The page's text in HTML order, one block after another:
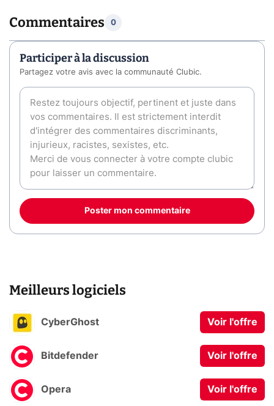
Commentaires 0
Participer à la discussion
Partagez votre avis avec la communauté Clubic.
Poster mon commentaire
Meilleurs logiciels
CyberGhost Voir l'offre
Bitdefender Voir l'offre
Opera Voir l'offre